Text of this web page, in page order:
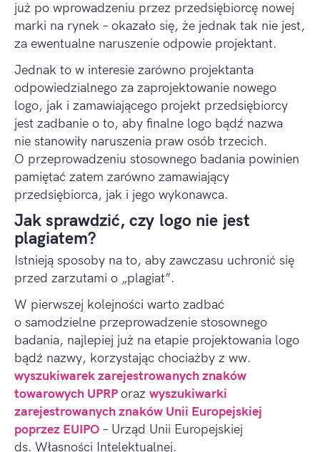
już po wprowadzeniu przez przedsiębiorcę nowej
marki na rynek – okazało się, że jednak tak nie jest,
za ewentualne naruszenie odpowie projektant.
Jednak to w interesie zarówno projektanta
odpowiedzialnego za zaprojektowanie nowego
logo, jak i zamawiającego projekt przedsiębiorcy
jest zadbanie o to, aby finalne logo bądź nazwa
nie stanowiły naruszenia praw osób trzecich.
O przeprowadzeniu stosownego badania powinien
pamiętać zatem zarówno zamawiający
przedsiębiorca, jak i jego wykonawca.
Jak sprawdzić, czy logo nie jest
plagiatem?
Istnieją sposoby na to, aby zawczasu uchronić się
przed zarzutami o „plagiat”.
W pierwszej kolejności warto zadbać
o samodzielne przeprowadzenie stosownego
badania, najlepiej już na etapie projektowania logo
bądź nazwy, korzystając chociażby z ww.
wyszukiwarek zarejestrowanych znaków
towarowych UPRPoraz wyszukiwarki
zarejestrowanych znaków Unii Europejskiej
poprzez EUIPO – Urząd Unii Europejskiej
ds. Własności Intelektualnej.